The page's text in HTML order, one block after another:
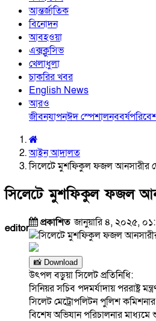
আন্তর্জাতিক
বিনোদন
আবহওয়া
এক্সক্লুসিভ
খেলাধুলা
চাকরির খবর
English News
আরও
জীবনযাপনঈদ স্পেশালনববর্ষ
আইন আদালত
সিলেটে মুশফিকুল ফজল আনসারীর
সিলেটে মুশফিকুল ফজল
editor প্রকাশিতজানুয়ারি ৪, ২০২৫,
📸 Download
উৎপল বড়ুয়া সিলেট প্রতিনিধি:
সিনিয়র সচিব পদমর্যাদায়
সিলেট মেট্রোপলিটন পুলিশ
বিশেষ অভিযান পরিচালনার মাধ্যমে